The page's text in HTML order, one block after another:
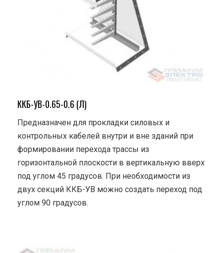
ККБ-УВ-0.65-0.6 (Л)
Предназначен для прокладки силовых и
контрольных кабелей внутри и вне зданий при
формировании перехода трассы из
горизонтальной плоскости в вертикальную вверх
под углом 45 градусов. При необходимости из
двух секций ККБ-УВ можно создать переход под
углом 90 градусов.